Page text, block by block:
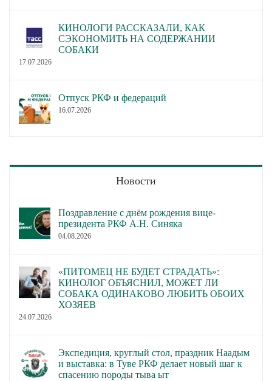
КИНОЛОГИ РАССКАЗАЛИ, КАК
СЭКОНОМИТЬ НА СОДЕРЖАНИИ
СОБАКИ
17.07.2026
Отпуск РКФ и федераций
16.07.2026
Новости
Поздравление с днём рождения вице-
президента РКФ А.Н. Синяка
04.08.2026
«ПИТОМЕЦ НЕ БУДЕТ СТРАДАТЬ»:
КИНОЛОГ ОБЪЯСНИЛ, МОЖЕТ ЛИ
СОБАКА ОДИНАКОВО ЛЮБИТЬ ОБОИХ
ХОЗЯЕВ
24.07.2026
Экспедиция, круглый стол, праздник Наадым
и выставка: в Туве РКФ делает новый шаг к
спасению породы тыва ыт